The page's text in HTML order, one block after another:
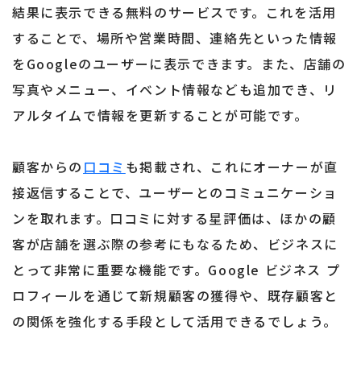
結果に表示できる無料のサービスです。これを活用
することで、場所や営業時間、連絡先といった情報
をGoogleのユーザーに表示できます。また、店舗の
写真やメニュー、イベント情報なども追加でき、リ
アルタイムで情報を更新することが可能です。
顧客からの 口コミ も掲載され、これにオーナーが直
接返信することで、ユーザーとのコミュニケーショ
ンを取れます。口コミに対する星評価は、ほかの顧
客が店舗を選ぶ際の参考にもなるため、ビジネスに
とって非常に重要な機能です。Google ビジネス プ
ロフィールを通じて新規顧客の獲得や、既存顧客と
の関係を強化する手段として活用できるでしょう。